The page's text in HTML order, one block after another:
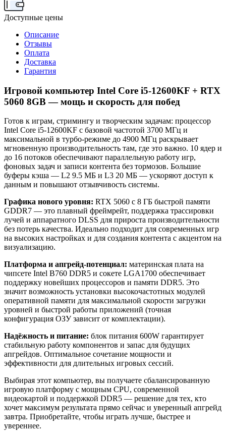
Доступные цены
Описание
Отзывы
Оплата
Доставка
Гарантия
Игровой компьютер Intel Core i5-12600KF + RTX
5060 8GB — мощь и скорость для побед
Готов к играм, стримингу и творческим задачам: процессор
Intel Core i5‑12600KF с базовой частотой 3700 МГц и
максимальной в турбо‑режиме до 4900 МГц раскрывает
мгновенную производительность там, где это важно. 10 ядер и
до 16 потоков обеспечивают параллельную работу игр,
фоновых задач и записи контента без тормозов. Большие
буферы кэша — L2 9.5 МБ и L3 20 МБ — ускоряют доступ к
данным и повышают отзывчивость системы.
Графика нового уровня: RTX 5060 с 8 ГБ быстрой памяти
GDDR7 — это плавный фреймрейт, поддержка трассировки
лучей и аппаратного DLSS для прироста производительности
без потерь качества. Идеально подходит для современных игр
на высоких настройках и для создания контента с акцентом на
визуализацию.
Платформа и апгрейд‑потенциал: материнская плата на
чипсете Intel B760 DDR5 и сокете LGA1700 обеспечивает
поддержку новейших процессоров и памяти DDR5. Это
значит возможность установки высокочастотных модулей
оперативной памяти для максимальной скорости загрузки
уровней и быстрой работы приложений (точная
конфигурация ОЗУ зависит от комплектации).
Надёжность и питание: блок питания 600W гарантирует
стабильную работу компонентов и запас для будущих
апгрейдов. Оптимальное сочетание мощности и
эффективности для длительных игровых сессий.
Выбирая этот компьютер, вы получаете сбалансированную
игровую платформу с мощным CPU, современной
видеокартой и поддержкой DDR5 — решение для тех, кто
хочет максимум результата прямо сейчас и уверенный апгрейд
завтра. Приобретайте, чтобы играть лучше, быстрее и
увереннее.